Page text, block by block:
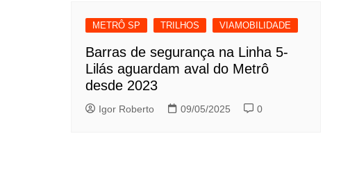
METRÔ SP TRILHOS VIAMOBILIDADE
Barras de segurança na Linha 5-
Lilás aguardam aval do Metrô
desde 2023
Igor Roberto 09/05/2025 0